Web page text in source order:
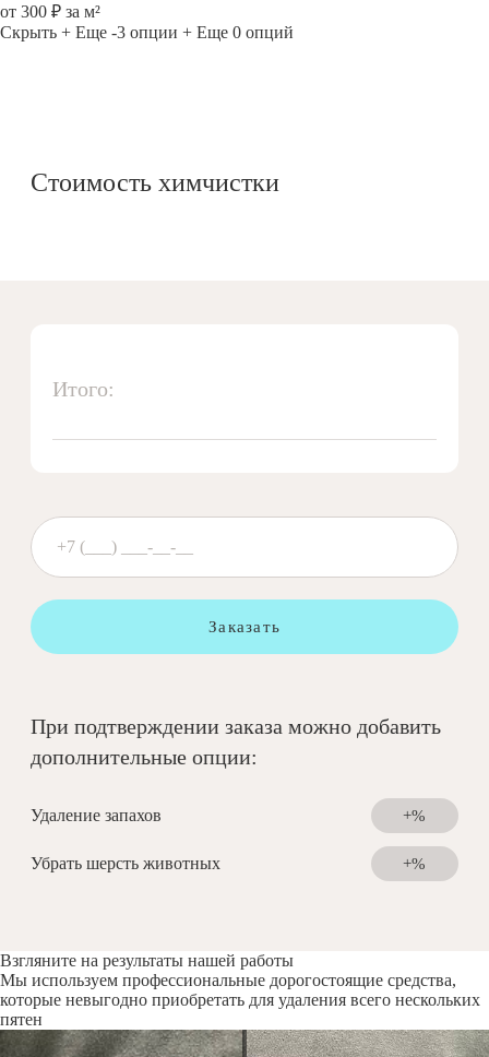
от 300 ₽ за м²
Скрыть + Еще -3 опции + Еще 0 опций
Стоимость химчистки
Итого:
Заказать
При подтверждении заказа можно добавить
дополнительные опции:
Удаление запахов +%
Убрать шерсть животных +%
Взгляните на результаты нашей работы
Мы используем профессиональные дорогостоящие средства,
которые невыгодно приобретать для удаления всего нескольких
пятен